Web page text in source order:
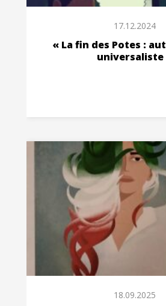
17.12.2024
« La fin des Potes :
universaliste
18.09.2025